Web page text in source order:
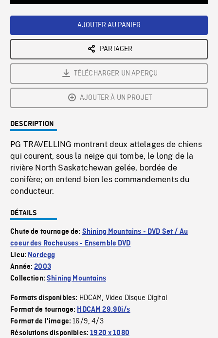
AJOUTER AU PANIER
PARTAGER
TÉLÉCHARGER UN APERÇU
AJOUTER À UN PROJET
DESCRIPTION
PG TRAVELLING montrant deux attelages de chiens
qui courent, sous la neige qui tombe, le long de la
rivière North Saskatchewan gelée, bordée de
conifère; on entend bien les commandements du
conducteur.
DÉTAILS
Chute de tournage de: Shining Mountains - DVD Set / Au
coeur des Rocheuses - Ensemble DVD
Lieu: Nordegg
Année:2003
Collection:Shining Mountains
Formats disponibles: HDCAM, Video Disque Digital
Format de tournage: HDCAM 29.98i/s
Format de l'image:16/9,4/3
Résolutions disponibles:1920 x 1080